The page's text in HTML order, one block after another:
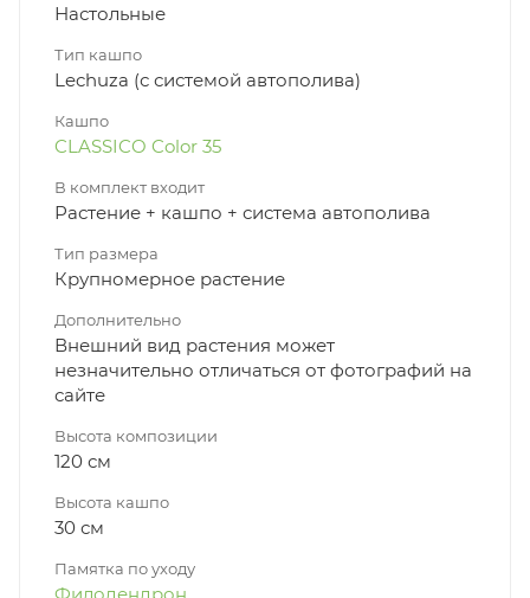
Настольные
Тип кашпо
Lechuza (с системой автополива)
Кашпо
CLASSICO Color 35
В комплект входит
Растение + кашпо + система автополива
Тип размера
Крупномерное растение
Дополнительно
Внешний вид растения может
незначительно отличаться от фотографий на
сайте
Высота композиции
120 см
Высота кашпо
30 см
Памятка по уходу